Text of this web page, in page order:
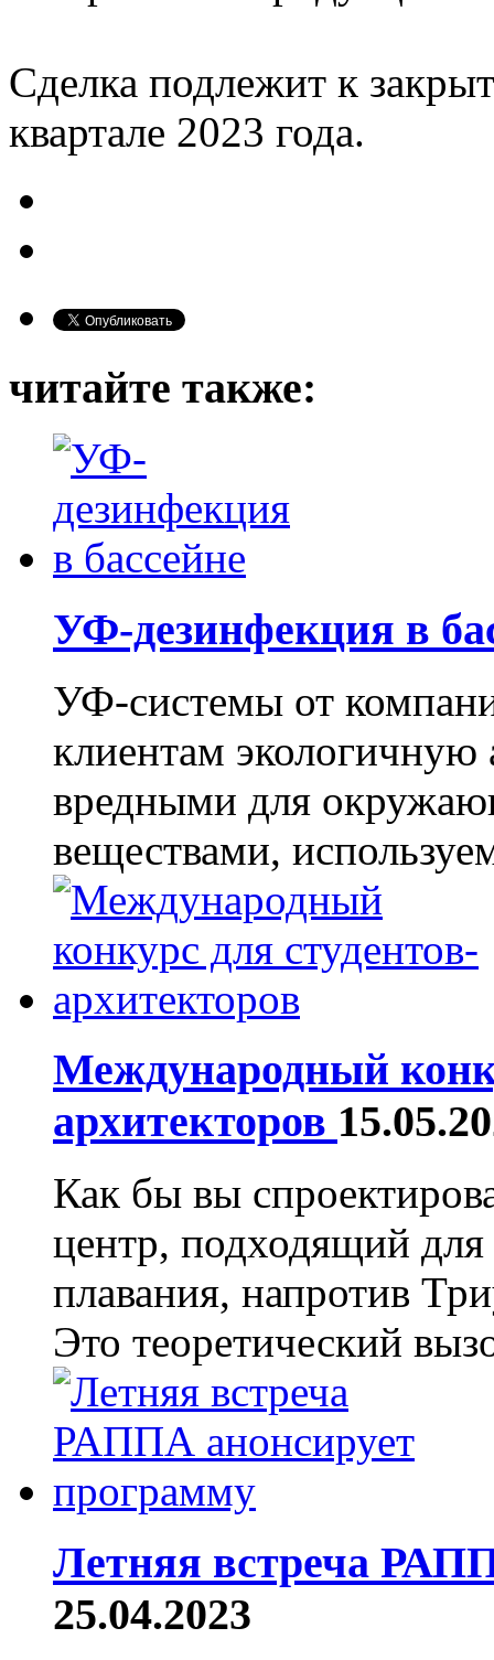
Сделка подлежит к
квартале 2023 года.
читайте также:
УФ-дезинфекция в
УФ-системы от
клиентам экологичную
вредными для
веществами,
Международный
архитекторов
Как бы вы
центр, подходящий
плавания, напротив
Это теоретический
Летняя встреча
25.04.2023